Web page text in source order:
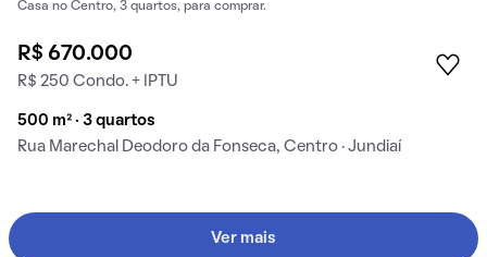
Casa no Centro, 3 quartos, para comprar.
R$ 670.000
R$ 250 Condo. + IPTU
500 m² · 3 quartos
Rua Marechal Deodoro da Fonseca, Centro · Jundiaí
Ver mais